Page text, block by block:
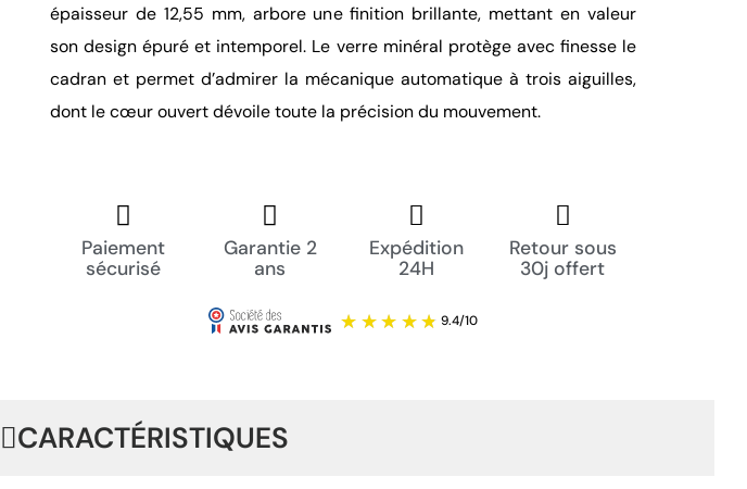
épaisseur de 12,55 mm, arbore une finition brillante, mettant en valeur
son design épuré et intemporel. Le verre minéral protège avec finesse le
cadran et permet d’admirer la mécanique automatique à trois aiguilles,
dont le cœur ouvert dévoile toute la précision du mouvement.
Paiement
sécurisé
Garantie 2
ans
Expédition
24H
Retour sous
30j offert
CARACTÉRISTIQUES